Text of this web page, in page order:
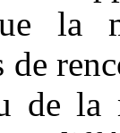
la
de
de la